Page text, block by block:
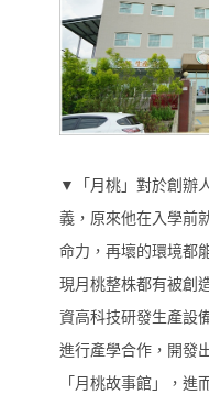
▼「月桃」對於創辦
義，原來他在入學前
命力，再壞的環境都
現月桃整株都有被創
資高科技研發生產設
進行產學合作，開發
「月桃故事館」，